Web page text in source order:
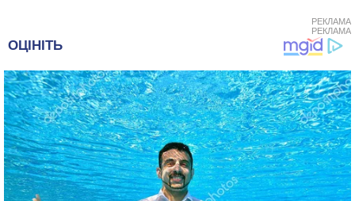
РЕКЛАМА
РЕКЛАМА